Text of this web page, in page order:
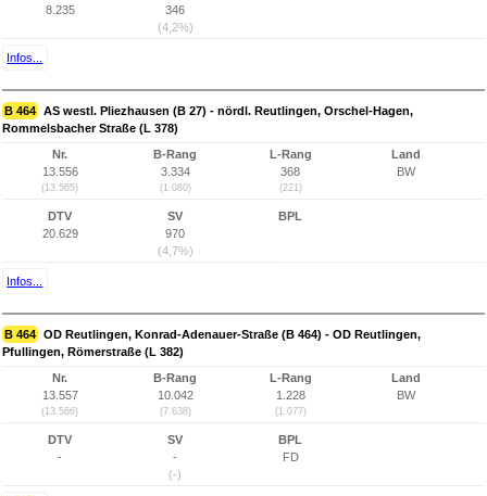
8.235
346
(4,2%)
Infos...
B 464 AS westl. Pliezhausen (B 27) - nördl. Reutlingen, Orschel-Hagen,
Rommelsbacher Straße (L 378)
Nr.
13.556
(13.565)
B-Rang
3.334
(1.080)
L-Rang
368
(221)
Land
BW
DTV
20.629
SV
970
(4,7%)
BPL
Infos...
B 464 OD Reutlingen, Konrad-Adenauer-Straße (B 464) - OD Reutlingen,
Pfullingen, Römerstraße (L 382)
Nr.
13.557
(13.566)
B-Rang
10.042
(7.638)
L-Rang
1.228
(1.077)
Land
BW
DTV
-
SV
-
(-)
BPL
FD